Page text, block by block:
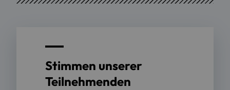
Stimmen unserer
Teilnehmenden